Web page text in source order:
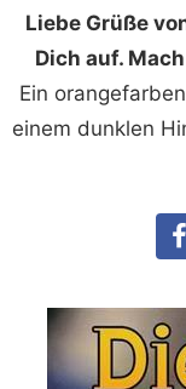
Liebe Grüße
Dich auf.
Ein
einem dunklen